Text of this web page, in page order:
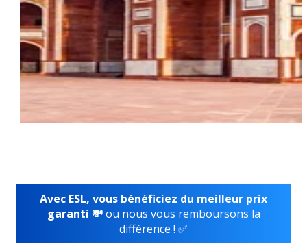
Avec ESL, vous bénéficiez du meilleur prix
garanti 💸ou nous vous remboursons la
différence ! ✅